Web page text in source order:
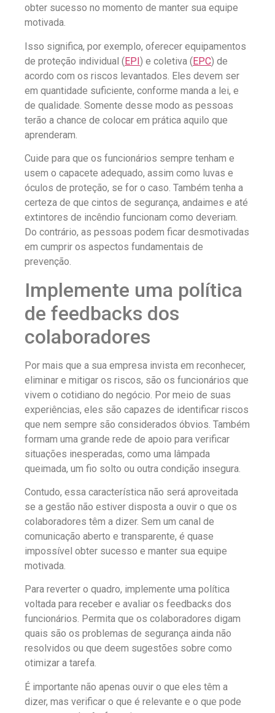
obter sucesso no momento de manter sua equipe
motivada.
Isso significa, por exemplo, oferecer equipamentos
de proteção individual (EPI) e coletiva (EPC) de
acordo com os riscos levantados. Eles devem ser
em quantidade suficiente, conforme manda a lei, e
de qualidade. Somente desse modo as pessoas
terão a chance de colocar em prática aquilo que
aprenderam.
Cuide para que os funcionários sempre tenham e
usem o capacete adequado, assim como luvas e
óculos de proteção, se for o caso. Também tenha a
certeza de que cintos de segurança, andaimes e até
extintores de incêndio funcionam como deveriam.
Do contrário, as pessoas podem ficar desmotivadas
em cumprir os aspectos fundamentais de
prevenção.
Implemente uma política
de feedbacks dos
colaboradores
Por mais que a sua empresa invista em reconhecer,
eliminar e mitigar os riscos, são os funcionários que
vivem o cotidiano do negócio. Por meio de suas
experiências, eles são capazes de identificar riscos
que nem sempre são considerados óbvios. Também
formam uma grande rede de apoio para verificar
situações inesperadas, como uma lâmpada
queimada, um fio solto ou outra condição insegura.
Contudo, essa característica não será aproveitada
se a gestão não estiver disposta a ouvir o que os
colaboradores têm a dizer. Sem um canal de
comunicação aberto e transparente, é quase
impossível obter sucesso e manter sua equipe
motivada.
Para reverter o quadro, implemente uma política
voltada para receber e avaliar os feedbacks dos
funcionários. Permita que os colaboradores digam
quais são os problemas de segurança ainda não
resolvidos ou que deem sugestões sobre como
otimizar a tarefa.
É importante não apenas ouvir o que eles têm a
dizer, mas verificar o que é relevante e o que pode